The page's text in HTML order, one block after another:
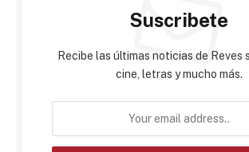
Suscribete
Recibe las últimas noticias de Reves
cine, letras y mucho más.